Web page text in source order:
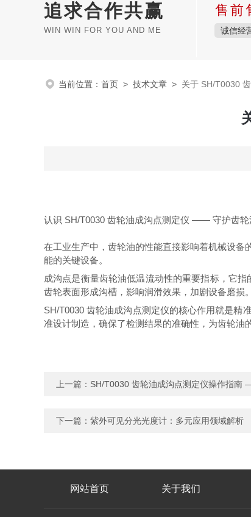
追求合作共赢
WIN WIN FOR YOU AND ME
售前
诚信经
当前位置： 首页 > 技术文章 > 关于 SH/T0030
认识 SH/T0030 齿轮油成沟点测定仪 —— 守护齿轮
在工业生产中，齿轮油的性能直接影响着机械设
能的关键设备。
成沟点是衡量齿轮油低温流动性的重要指标，它
齿轮表面形成沟槽，影响润滑效果，加剧设备磨损。
SH/T0030 齿轮油成沟点测定仪的核心作用就是精
准设计制造，确保了检测结果的准确性，为齿轮油
上一篇： SH/T0030 齿轮油成沟点测定仪操作指
下一篇： 紫外可见分光光度计：多元应用领域解析
网站首页 关于我们